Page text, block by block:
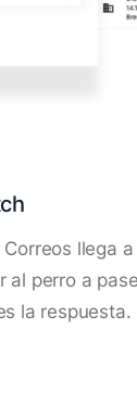
Correos llega
al perro a
la respuesta.